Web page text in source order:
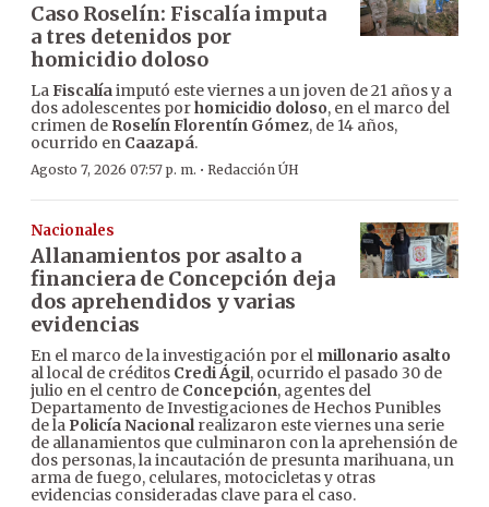
Caso Roselín: Fiscalía imputa
a tres detenidos por
homicidio doloso
LaFiscalíaimputó este viernes a un joven de 21 años y a
dos adolescentes porhomicidio doloso, en el marco del
crimen de Roselín Florentín Gómez, de 14 años,
ocurrido en Caazapá.
Agosto 7, 2026 07:57 p. m. · Redacción ÚH
Nacionales
Allanamientos por asalto a
financiera de Concepción deja
dos aprehendidos y varias
evidencias
En el marco de la investigación por el millonario asalto
al local de créditos Credi Ágil, ocurrido el pasado 30 de
julio en el centro de Concepción, agentes del
Departamento de Investigaciones de Hechos Punibles
de la Policía Nacionalrealizaron este viernes una serie
de allanamientos que culminaron con la aprehensión de
dos personas, la incautación de presunta marihuana, un
arma de fuego, celulares, motocicletas y otras
evidencias consideradas clave para el caso.